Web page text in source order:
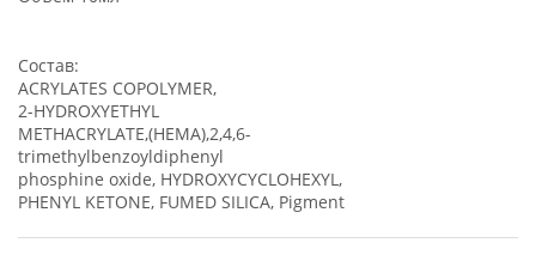
Состав:
ACRYLATES COPOLYMER,
2-HYDROXYETHYL
METHACRYLATE,(HEMA),2,4,6-
trimethylbenzoyldiphenyl
phosphine oxide, HYDROXYCYCLOHEXYL,
PHENYL KETONE, FUMED SILICA, Pigment